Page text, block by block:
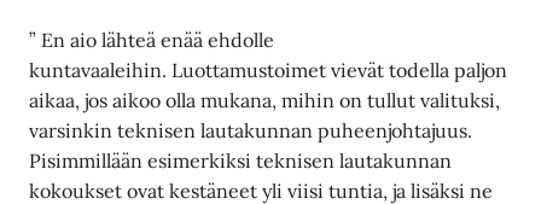
” En aio lähteä enää ehdolle
kuntavaaleihin. Luottamustoimet vievät todella paljon
aikaa, jos aikoo olla mukana, mihin on tullut valituksi,
varsinkin teknisen lautakunnan puheenjohtajuus.
Pisimmillään esimerkiksi teknisen lautakunnan
kokoukset ovat kestäneet yli viisi tuntia, ja lisäksi ne